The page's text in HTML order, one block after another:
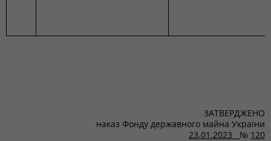
ЗАТВЕРДЖЕНО
наказ Фонду державного майна України
23.01.2023 № 120